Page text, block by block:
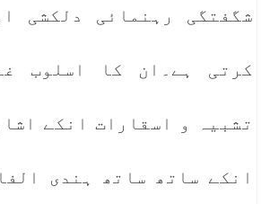
شگفتگی رہنمائی دلکشی
کرتی ہے۔ان کا اسلوب
تشبیہ و اسقارات انکے
انکے ساتھ ساتھ ہندی